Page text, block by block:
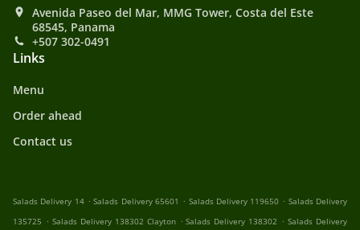
Avenida Paseo del Mar, MMG Tower, Costa del Este
68545, Panama
+507 302-0491
Links
Menu
Order ahead
Contact us
Salads Delivery 14 . Salads Delivery 65601 . Salads Delivery 119650 . Salads Delivery
135725 . Salads Delivery 138302 Clayton . Salads Delivery 138302 . Salads Delivery